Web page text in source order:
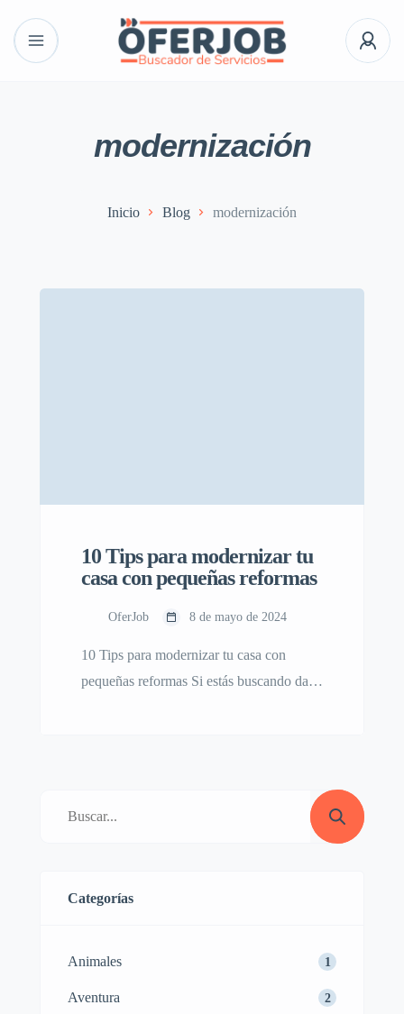
modernización
Inicio Blog modernización
10 Tips para modernizar tu
casa con pequeñas reformas
OferJob 8 de mayo de 2024
10 Tips para modernizar tu casa con
pequeñas reformas Si estás buscando darle
pequeñas reformas y la ayuda de manitas
Categorías
Animales 1
Aventura 2